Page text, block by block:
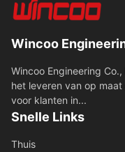
Wincoo
Wincoo Engineering
het leveren van op
voor klanten in...
Snelle Links
Thuis